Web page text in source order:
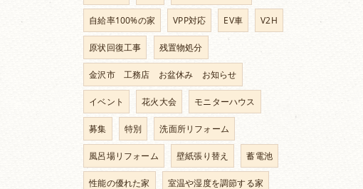
自給率100%の家 VPP対応 EV車 V2H
原状回復工事 残置物処分
金沢市 工務店 お盆休み お知らせ
イベント 花火大会 モニターハウス
募集 特別 洗面所リフォーム
風呂場リフォーム 壁紙張り替え 蓄電池
性能の優れた家 室温や湿度を調節する家